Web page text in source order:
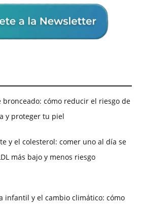
bronceado: cómo reducir el riesgo de
y proteger tu piel
y el colesterol: comer uno al día se
más bajo y menos riesgo
infantil y el cambio climático: cómo